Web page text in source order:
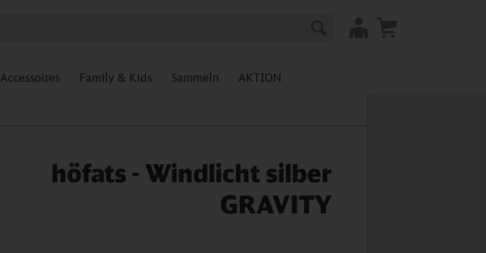
Accessoires Family & Kids Sammeln AKTION
höfats - Windlicht silber
GRAVITY